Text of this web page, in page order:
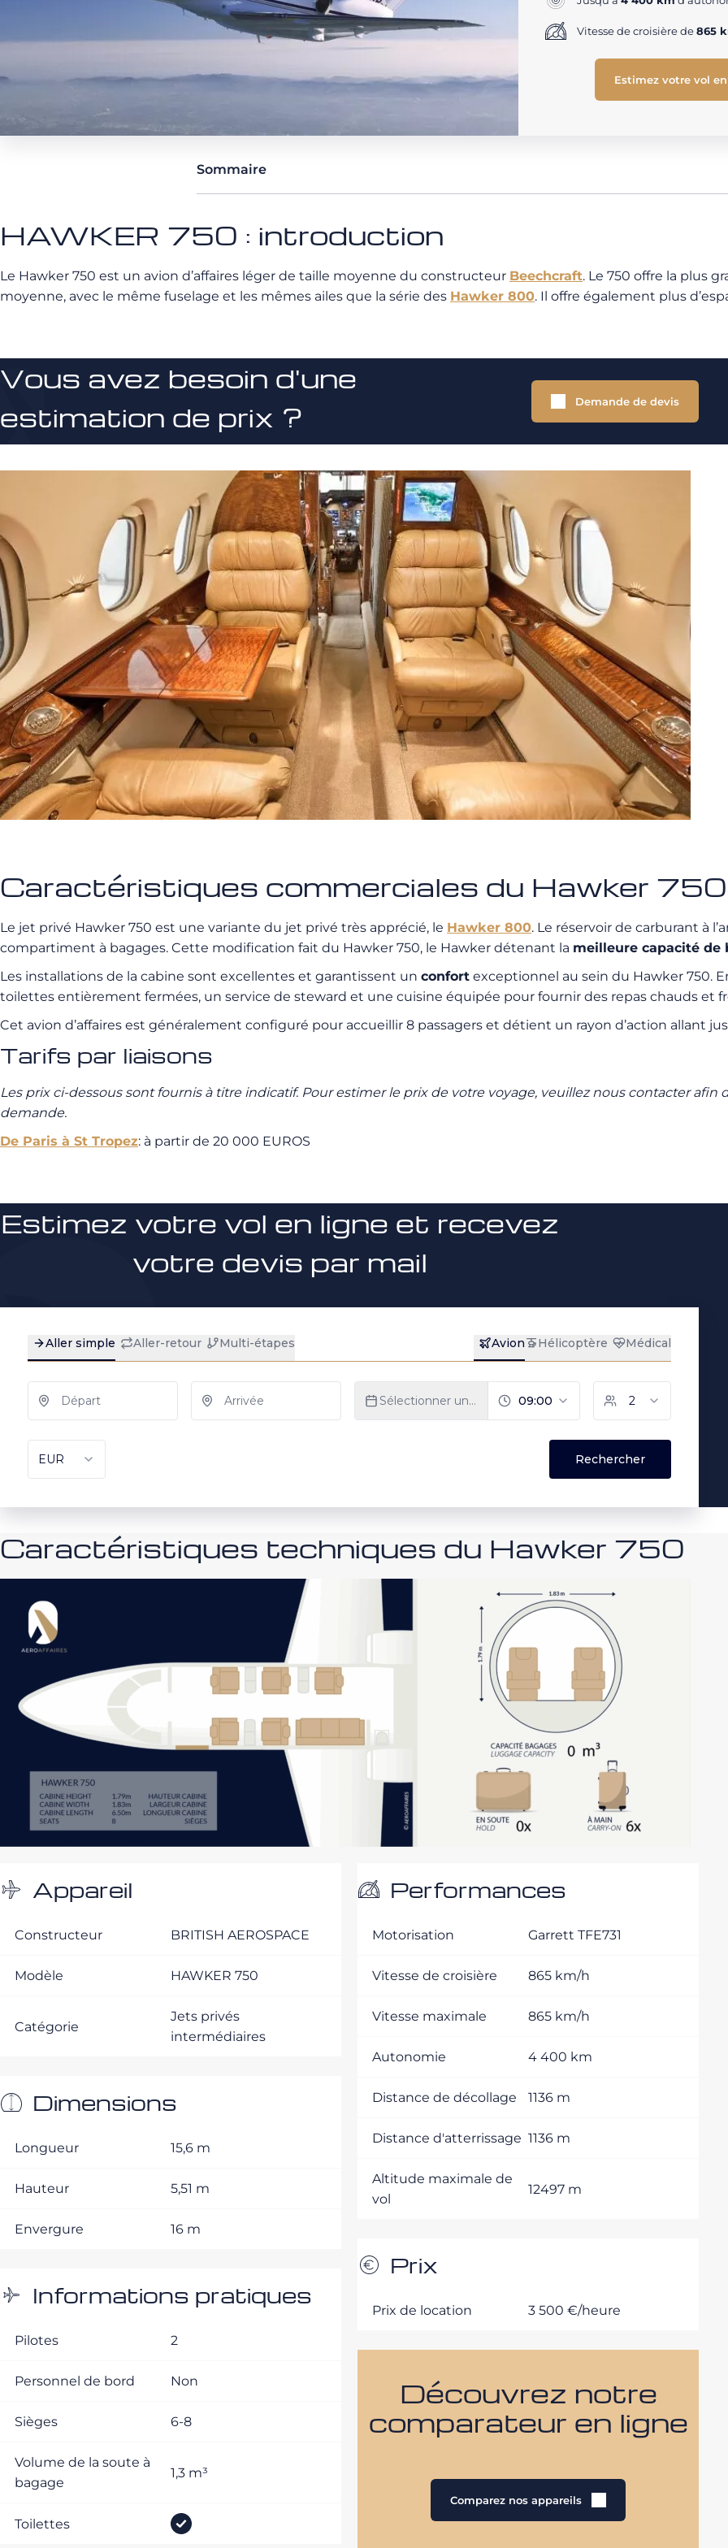
Vitesse de croisière de865
Estimez votre vol
Sommaire
HAWKER 750 : introduction
Le Hawker 750 est un avion d’affaires léger de taille moyenne du constructeur Beechcraft. Le 750 offre la plus
moyenne, avec le même fuselage et les mêmes ailes que la série des Hawker 800. Il offre également plus
Vous avez besoin d'une
estimation de prix ?
Demande de devis
Caractéristiques commerciales du Hawker 750
Le jet privé Hawker 750 est une variante du jet privé très apprécié, le Hawker 800. Le réservoir de carburant à
compartiment à bagages. Cette modification fait du Hawker 750, le Hawker détenant la meilleure capacité de
Les installations de la cabine sont excellentes et garantissent un confort exceptionnel au sein du Hawker 750.
toilettes entièrement fermées, un service de steward et une cuisine équipée pour fournir des repas chauds et
Cet avion d’affaires est généralement configuré pour accueillir 8 passagers et détient un rayon d’action allant
Tarifs par liaisons
Les prix ci-dessous sont fournis à titre indicatif. Pour estimer le prix de votre voyage, veuillez nous contacter afin
demande.
De Paris à St Tropez: à partir de 20 000 EUROS
Estimez votre vol en ligne et recevez
votre devis par mail
Caractéristiques techniques du Hawker 750
Appareil
Constructeur BRITISH AEROSPACE
Modèle HAWKER 750
Catégorie
Jets privés
intermédiaires
Dimensions
Longueur 15,6 m
Hauteur 5,51 m
Envergure 16 m
Informations pratiques
Pilotes 2
Personnel de bord Non
Sièges 6-8
Volume de la soute à
bagage
1,3 m³
Toilettes
Performances
Motorisation Garrett TFE731
Vitesse de croisière 865 km/h
Vitesse maximale 865 km/h
Autonomie 4 400 km
Distance de décollage 1136 m
Distance d'atterrissage 1136 m
Altitude maximale de
vol
12497 m
Prix
Prix de location 3 500 €/heure
Découvrez notre
comparateur en ligne
Comparez nos appareils